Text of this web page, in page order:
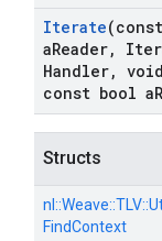
Iterate(const
aReader,
Handler,
const bool a
Structs
nl::Weave::TLV::
FindContext